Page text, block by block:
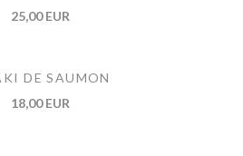
25,00 EUR
DE SAUMON
18,00 EUR